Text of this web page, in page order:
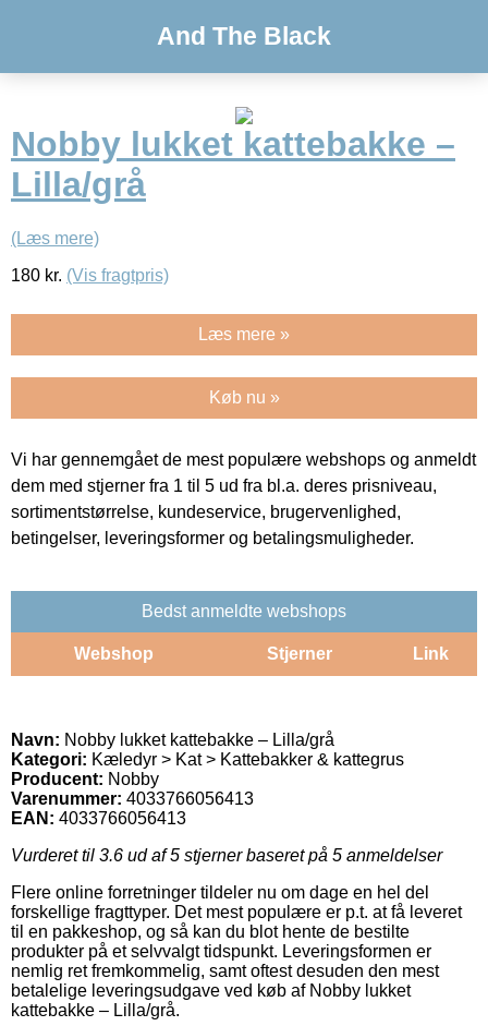
And The Black
Nobby lukket kattebakke –
Lilla/grå
(Læs mere)
180 kr. (Vis fragtpris)
Læs mere »
Køb nu »
Vi har gennemgået de mest populære webshops og anmeldt
dem med stjerner fra 1 til 5 ud fra bl.a. deres prisniveau,
sortimentstørrelse, kundeservice, brugervenlighed,
betingelser, leveringsformer og betalingsmuligheder.
Bedst anmeldte webshops
Webshop Stjerner Link
Navn: Nobby lukket kattebakke – Lilla/grå
Kategori: Kæledyr > Kat > Kattebakker & kattegrus
Producent: Nobby
Varenummer: 4033766056413
EAN: 4033766056413
Vurderet til 3.6 ud af 5 stjerner baseret på 5 anmeldelser
Flere online forretninger tildeler nu om dage en hel del
forskellige fragttyper. Det mest populære er p.t. at få leveret
til en pakkeshop, og så kan du blot hente de bestilte
produkter på et selvvalgt tidspunkt. Leveringsformen er
nemlig ret fremkommelig, samt oftest desuden den mest
betalelige leveringsudgave ved køb af Nobby lukket
kattebakke – Lilla/grå.